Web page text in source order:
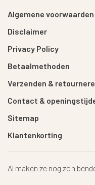
Algemene voorwaarden
Disclaimer
Privacy Policy
Betaalmethoden
Verzenden &
Contact &
Sitemap
Klantenkorting
Al maken ze nog zo'n